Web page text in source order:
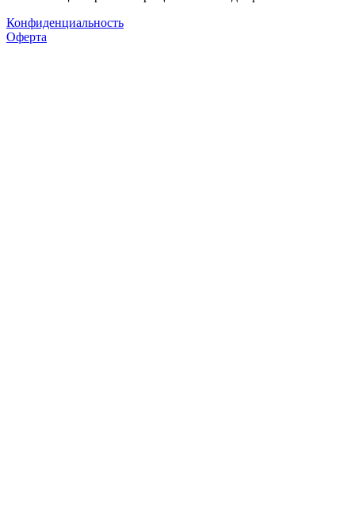
Конфиденциальность
Оферта